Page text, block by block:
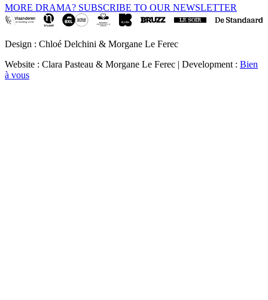
MORE DRAMA? SUBSCRIBE TO OUR NEWSLETTER
Design : Chloé Delchini & Morgane Le Ferec
Website : Clara Pasteau & Morgane Le Ferec | Development : Bien
à vous